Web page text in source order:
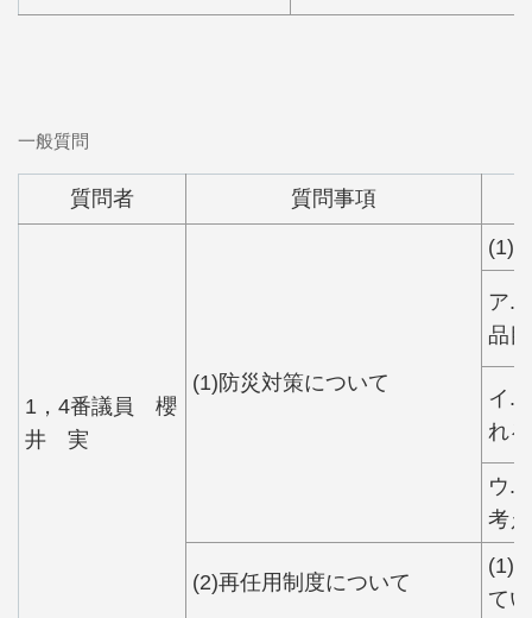
一般質問
質問者 質問事項
1，4番議員 櫻
井 実
(1)防災対策について
(1)
ア.
品
イ.
れ
ウ.
考
(2)再任用制度について
(1)
て